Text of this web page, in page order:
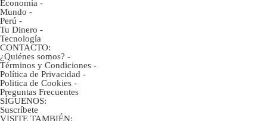
Economía -
Mundo -
Perú -
Tu Dinero -
Tecnología
CONTACTO:
¿Quiénes somos? -
Términos y Condiciones -
Política de Privacidad -
Politica de Cookies -
Preguntas Frecuentes
SÍGUENOS:
Suscríbete
VISITE TAMBIÉN: